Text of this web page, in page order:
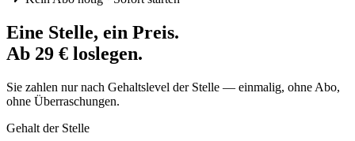
Eine Stelle, ein Preis.
Ab 29 € loslegen.
Sie zahlen nur nach Gehaltslevel der Stelle — einmalig, ohne Abo,
ohne Überraschungen.
Gehalt der Stelle